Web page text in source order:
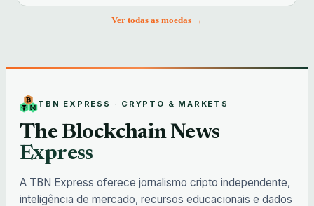
Ver todas as moedas →
TBN EXPRESS · CRYPTO & MARKETS
The Blockchain News
Express
A TBN Express oferece jornalismo cripto independente,
inteligência de mercado, recursos educacionais e dados